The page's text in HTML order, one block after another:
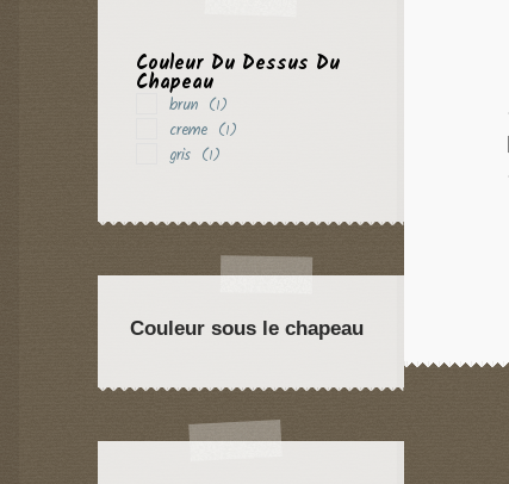
Couleur Du Dessus Du
Chapeau
brun (1)
creme (1)
gris (1)
Couleur sous le chapeau